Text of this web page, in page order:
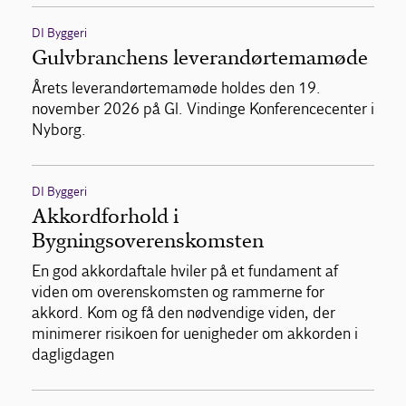
DI Byggeri
Gulvbranchens leverandørtemamøde
Årets leverandørtemamøde holdes den 19.
november 2026 på Gl. Vindinge Konferencecenter i
Nyborg.
DI Byggeri
Akkordforhold i
Bygningsoverenskomsten
En god akkordaftale hviler på et fundament af
viden om overenskomsten og rammerne for
akkord. Kom og få den nødvendige viden, der
minimerer risikoen for uenigheder om akkorden i
dagligdagen